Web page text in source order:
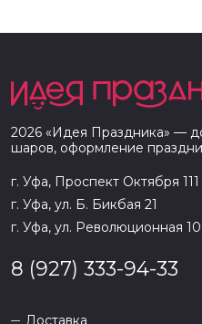
2026 «Идея Праздника» —
шаров, оформление
г. Уфа, Проспект Октября 111
г. Уфа, ул. Б. Бикбая 21
г. Уфа, ул. Революционная
8 (927) 333-94-33
Доставка